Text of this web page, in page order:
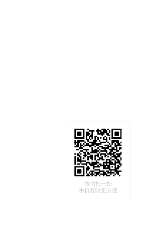
微信扫一扫
手机收听更方便